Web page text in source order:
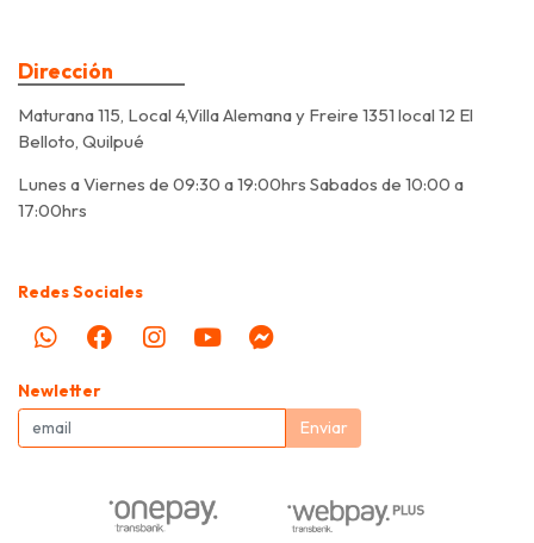
Dirección
Maturana 115, Local 4,Villa Alemana y Freire 1351 local 12 El
Belloto, Quilpué
Lunes a Viernes de 09:30 a 19:00hrs Sabados de 10:00 a
17:00hrs
Redes Sociales
Newletter
Enviar